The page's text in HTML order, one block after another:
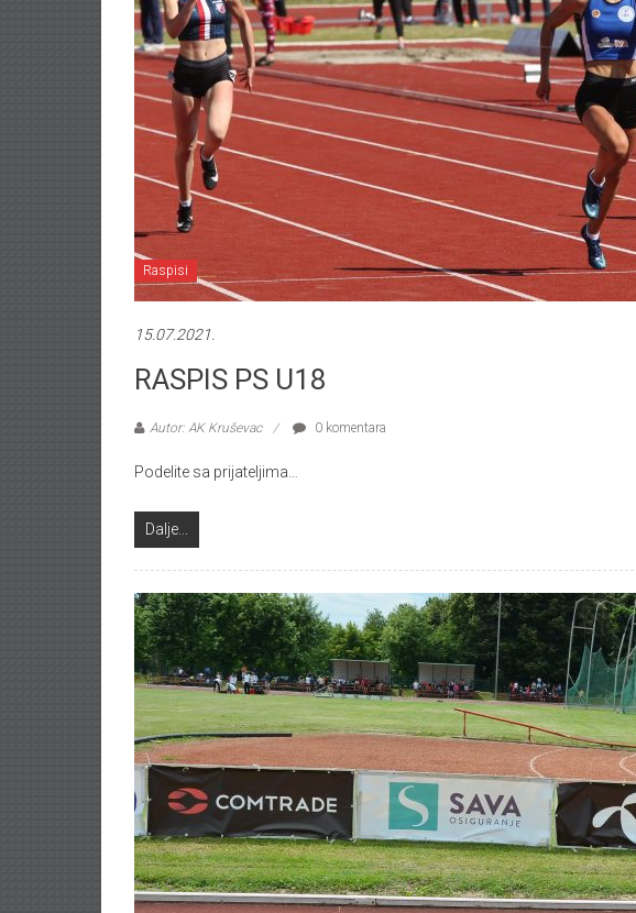
Raspisi
15.07.2021.
RASPIS PS U18
Autor: AK Kruševac 0 komentara
Podelite sa prijateljima…
Dalje...